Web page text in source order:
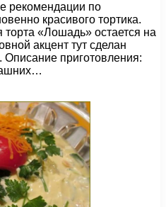
рекомендации по
красивого тортика.
торта «Лошадь» остается на
акцент тут сделан
приготовления: